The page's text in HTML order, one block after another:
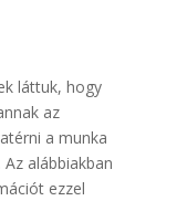
láttuk, hogy
az
a munka
alábbiakban
ezzel